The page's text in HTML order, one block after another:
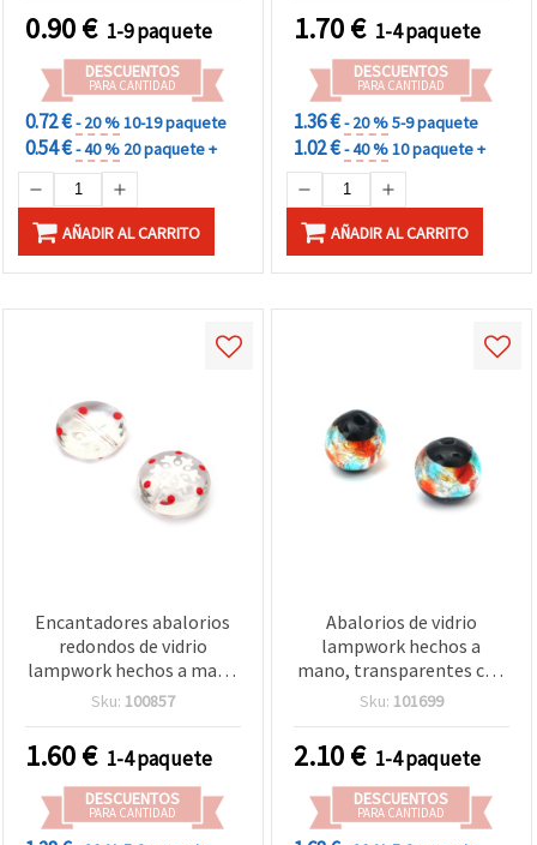
agujero 1 mm - ideales
para bisutería y
manualidades de Navidad
- pack de 2
0.90€ 1-9 paquete
DESCUENTOS
PARA CANTIDAD
0.72 €- 20 %10-19 paquete
0.54 €- 40 % 20 paquete +
AÑADIR AL CARRITO
agujero: 2 mm – 2 piezas
1.70€ 1-4 paquete
DESCUENTOS
PARA CANTIDAD
1.36 €- 20 %5-9 paquete
1.02 €- 40 %10 paquete +
AÑADIR AL CARRITO
Encantadores abalorios
redondos de vidrio
lampwork hechos a mano
18x10 mm, con diseño de
agujero 1 mm – ideales
para bisutería de invierno
y manualidades DIY – set
de 2 piezas
Sku: 100857
1.60€ 1-4 paquete
DESCUENTOS
PARA CANTIDAD
Abalorios de vidrio
lampwork hechos a
mano, transparentes con
foil de color, redondos, 12
Sku: 101699
2.10€ 1-4 paquete
DESCUENTOS
PARA CANTIDAD